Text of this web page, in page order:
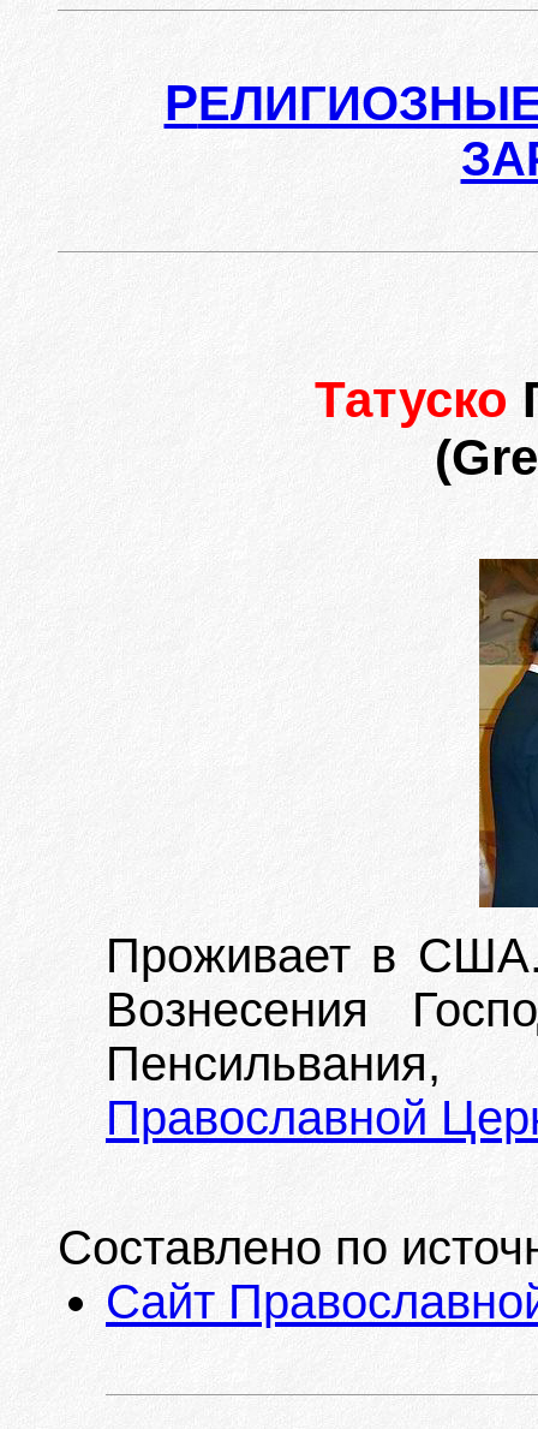
Р
Татуско
Проживает в США.
Вознесения
Православной
Составлено по
Сайт